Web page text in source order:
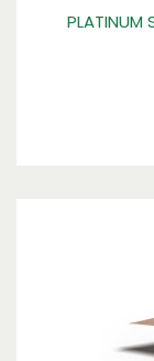
PLATINUM